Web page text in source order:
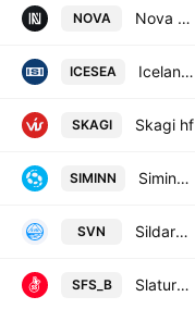
NOVA Nova Klubburinn hf.
ICESEA Iceland Seafood International hf
SKAGI Skagi hf
SIMINN Siminn hf.
SVN Sildarvinnslan hf.
SFS_B Slaturfelag Suaurlands Svf